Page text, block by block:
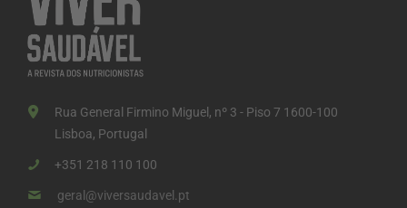
Rua General Firmino Miguel, nº 3 - Piso 7 1600-100
Lisboa, Portugal
+351 218 110 100
geral@viversaudavel.pt